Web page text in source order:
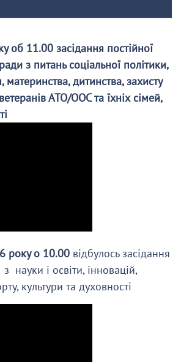
об 11.00 засідання постійної
з питань соціальної політики,
материнства, дитинства, захисту
АТО/ООС та їхніх сімей,
року о 10.00 відбулось засідання
з науки і освіти, інновацій,
культури та духовності